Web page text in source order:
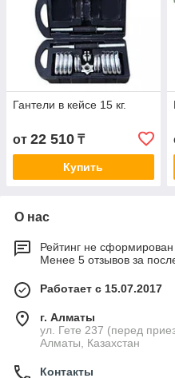
Гантели в кейсе 15 кг.
от 22 510 ₸
Купить
О нас
Рейтинг не сформирован
Менее 5 отзывов за
Работает с 15.07.2017
г. Алматы
ул. Гете 237 (перед
Алматы, Казахстан
Контакты